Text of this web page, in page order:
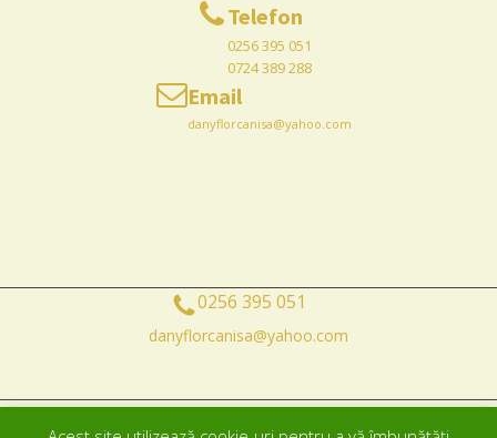
Telefon
0256 395 051
0724 389 288
Email
danyflorcanisa@yahoo.com
0256 395 051
danyflorcanisa@yahoo.com